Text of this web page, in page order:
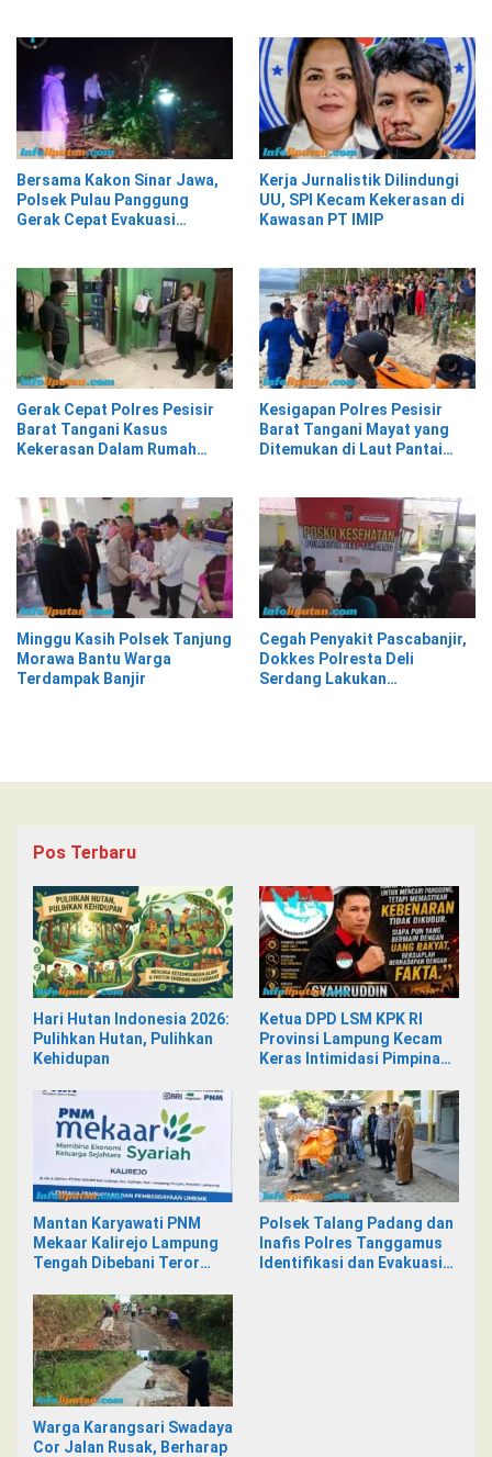
Bersama Kakon Sinar Jawa,
Polsek Pulau Panggung
Gerak Cepat Evakuasi
Kerja Jurnalistik Dilindungi
UU, SPI Kecam Kekerasan di
Kawasan PT IMIP
Gerak Cepat Polres Pesisir
Barat Tangani Kasus
Kekerasan Dalam Rumah
Kesigapan Polres Pesisir
Barat Tangani Mayat yang
Ditemukan di Laut Pantai
Minggu Kasih Polsek Tanjung
Morawa Bantu Warga
Terdampak Banjir
Cegah Penyakit Pascabanjir,
Dokkes Polresta Deli
Serdang Lakukan
Pos Terbaru
Hari Hutan Indonesia 2026:
Pulihkan Hutan, Pulihkan
Kehidupan
Ketua DPD LSM KPK RI
Provinsi Lampung Kecam
Keras Intimidasi Pimpinan
Kalirejo terhadap Nad
Mantan Karyawati PNM
Mekaar Kalirejo Lampung
Tengah Dibebani Teror
Intimidasi
Polsek Talang Padang dan
Inafis Polres Tanggamus
Identifikasi dan Evakuasi
Warga Karangsari Swadaya
Cor Jalan Rusak, Berharap